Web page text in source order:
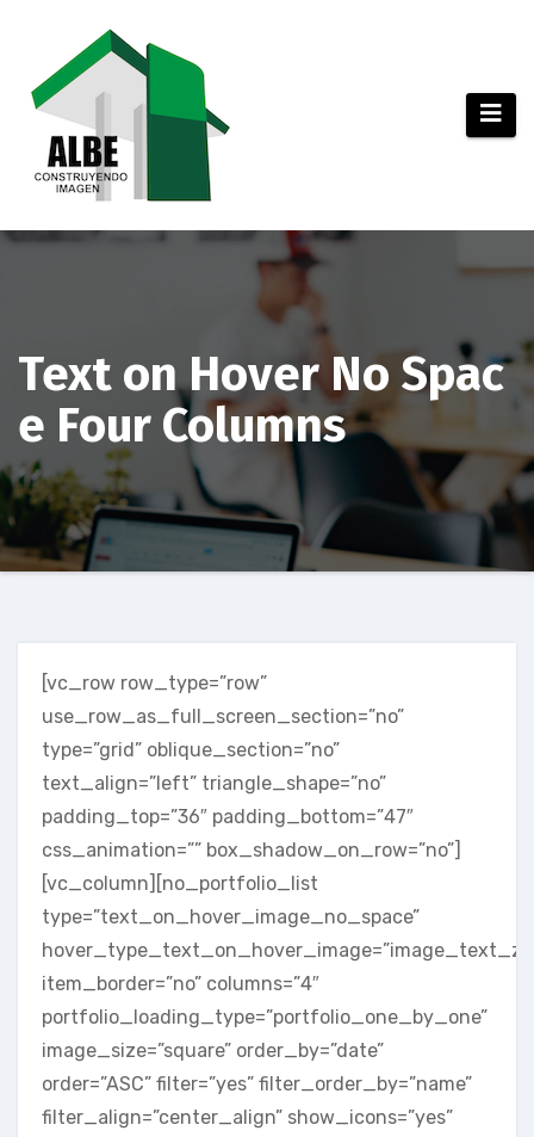
contenido
Text on Hover No Spac
e Four Columns
[vc_row row_type=”row”
use_row_as_full_screen_section=”no”
type=”grid” oblique_section=”no”
text_align=”left” triangle_shape=”no”
padding_top=”36″ padding_bottom=”47″
css_animation=”” box_shadow_on_row=”no”]
[vc_column][no_portfolio_list
type=”text_on_hover_image_no_space”
item_border=”no” columns=”4″
portfolio_loading_type=”portfolio_one_by_one”
image_size=”square” order_by=”date”
order=”ASC” filter=”yes” filter_order_by=”name”
filter_align=”center_align” show_icons=”yes”